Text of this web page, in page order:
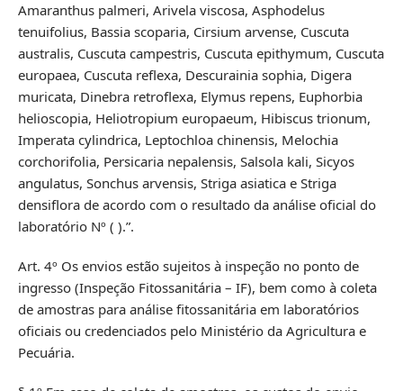
Amaranthus palmeri, Arivela viscosa, Asphodelus
tenuifolius, Bassia scoparia, Cirsium arvense, Cuscuta
australis, Cuscuta campestris, Cuscuta epithymum, Cuscuta
europaea, Cuscuta reflexa, Descurainia sophia, Digera
muricata, Dinebra retroflexa, Elymus repens, Euphorbia
helioscopia, Heliotropium europaeum, Hibiscus trionum,
Imperata cylindrica, Leptochloa chinensis, Melochia
corchorifolia, Persicaria nepalensis, Salsola kali, Sicyos
angulatus, Sonchus arvensis, Striga asiatica e Striga
densiflora de acordo com o resultado da análise oficial do
laboratório Nº ( ).”.
Art. 4º Os envios estão sujeitos à inspeção no ponto de
ingresso (Inspeção Fitossanitária – IF), bem como à coleta
de amostras para análise fitossanitária em laboratórios
oficiais ou credenciados pelo Ministério da Agricultura e
Pecuária.